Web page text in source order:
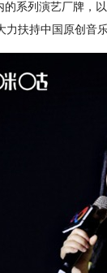
系列演艺厂牌，
扶持中国原创音